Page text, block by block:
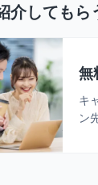
介してもら
無
キ
ン